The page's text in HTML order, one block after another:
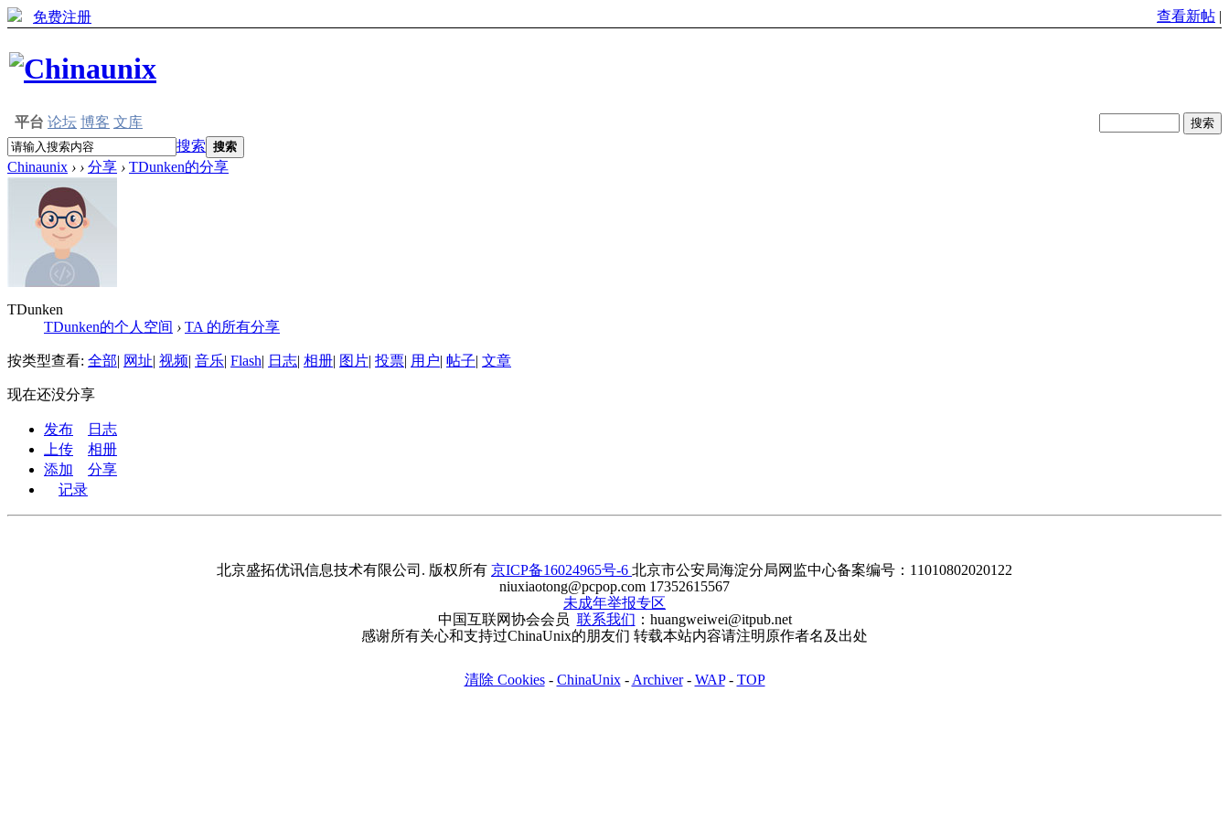
免费注册 查看新帖 |
平台 论坛 博客 文库
搜索 搜索
Chinaunix › › 分享 › TDunken的分享
TDunken
TDunken的个人空间 › TA 的所有分享
按类型查看: 全部| 网址| 视频| 音乐| Flash| 日志| 相册| 图片| 投票| 用户| 帖子| 文章
现在还没分享
发布
日志
上传
相册
添加
分享
记录
北京盛拓优讯信息技术有限公司. 版权所有 京ICP备16024965号-6 北京市公安局海淀分局网监中心备案编号：11010802020122
niuxiaotong@pcpop.com 17352615567
未成年举报专区
中国互联网协会会员 联系我们 ：huangweiwei@itpub.net
感谢所有关心和支持过ChinaUnix的朋友们 转载本站内容请注明原作者名及出处
清除 Cookies- ChinaUnix- Archiver- WAP- TOP